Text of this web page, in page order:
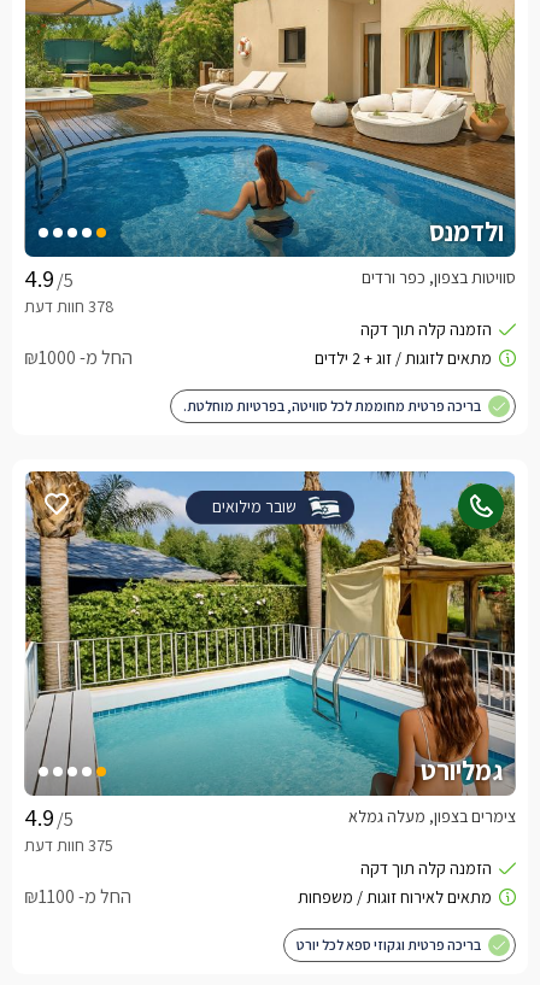
ולדמנס
/5 סוויטות בצפון, כפר ורדים
החל מ- ₪1000
בריכה פרטית מחוממת לכל סוויטה, בפרטיות מוחלטת.
שובר מילואים
גמליורט
/5 צימרים בצפון, מעלה גמלא
החל מ- ₪1100
בריכה פרטית וגקוזי ספא לכל יורט